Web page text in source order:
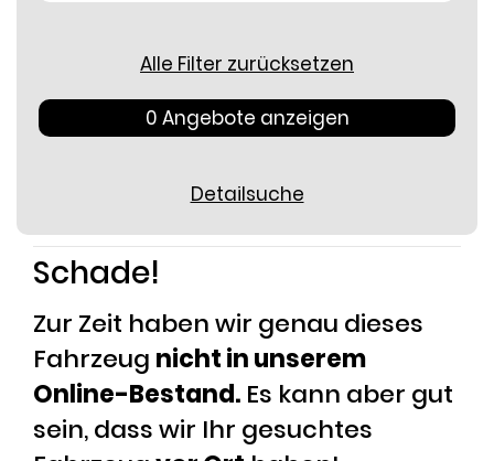
Alle Filter zurücksetzen
0 Angebote anzeigen
Detailsuche
Schade!
Zur Zeit haben wir genau dieses
Fahrzeug nicht in unserem
Online-Bestand. Es kann aber gut
sein, dass wir Ihr gesuchtes